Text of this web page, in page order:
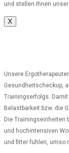
und stellen Ihnen
X
Unsere
Gesundheitscheckup,
Trainingserfolgs.
Belastbarkeit bzw. die
Die Trainingseinheiten
und hochintensiven
und fitter fühlen, umso